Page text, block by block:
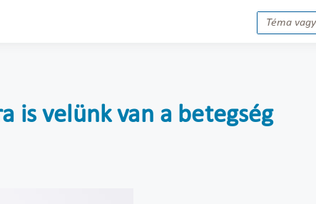
is velünk van a betegség